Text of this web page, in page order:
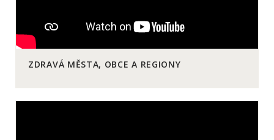
ZDRAVÁ MĚSTA, OBCE A REGIONY